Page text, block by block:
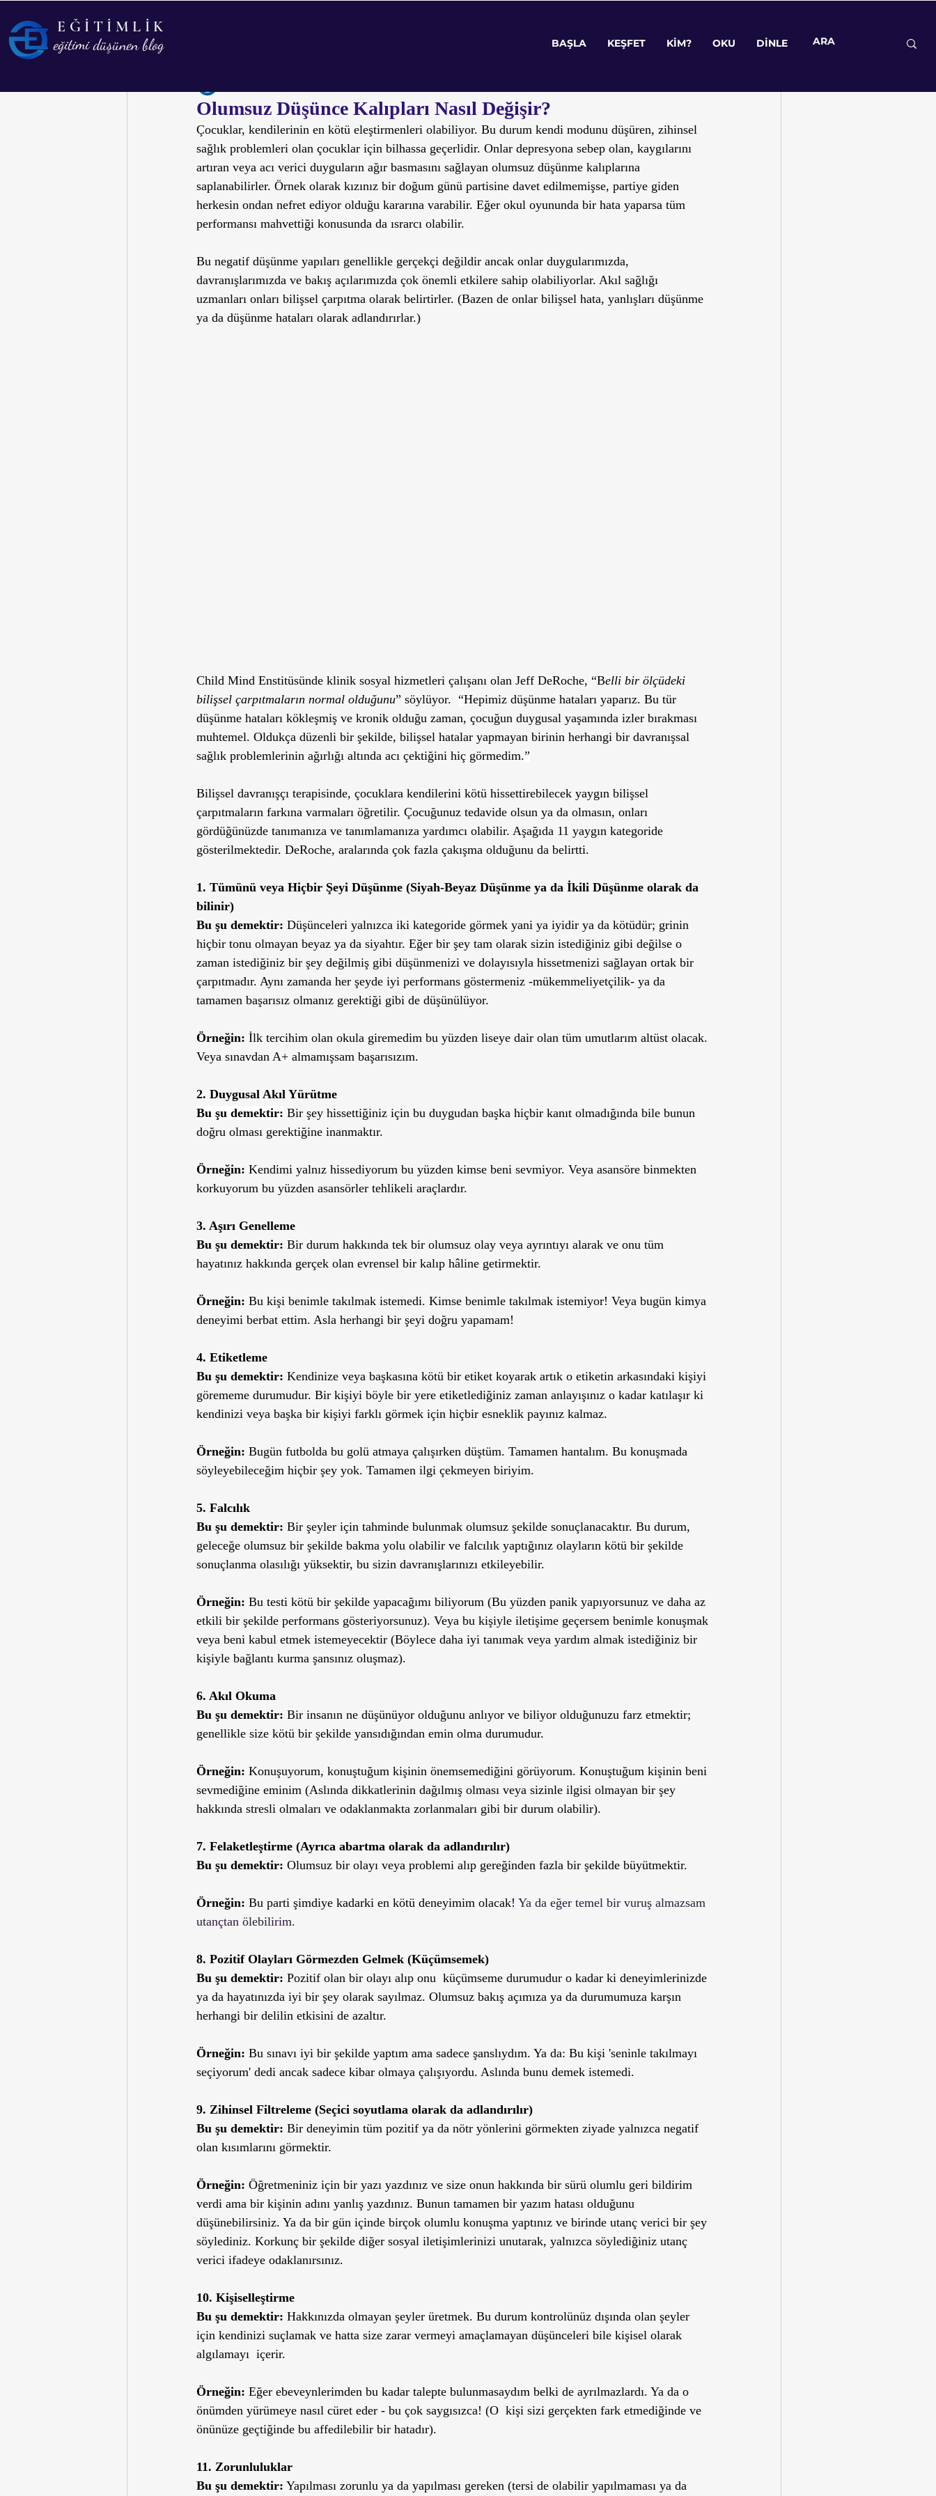
Tüm Yazılar
Olumsuz Düşünce Kalıpları Nasıl Değişir?
Çocuklar, kendilerinin en kötü eleştirmenleri olabiliyor. Bu durum kendi modunu düşüren, zihinsel
sağlık problemleri olan çocuklar için bilhassa geçerlidir. Onlar depresyona sebep olan, kaygılarını
artıran veya acı verici duyguların ağır basmasını sağlayan olumsuz düşünme kalıplarına
saplanabilirler. Örnek olarak kızınız bir doğum günü partisine davet edilmemişse, partiye giden
herkesin ondan nefret ediyor olduğu kararına varabilir. Eğer okul oyununda bir hata yaparsa tüm
performansı mahvettiği konusunda da ısrarcı olabilir.
Bu negatif düşünme yapıları genellikle gerçekçi değildir ancak onlar duygularımızda,
davranışlarımızda ve bakış açılarımızda çok önemli etkilere sahip olabiliyorlar. Akıl sağlığı
uzmanları onları bilişsel çarpıtma olarak belirtirler. (Bazen de onlar bilişsel hata, yanlışları düşünme
ya da düşünme hataları olarak adlandırırlar.)
Child Mind Enstitüsünde klinik sosyal hizmetleri çalışanı olan Jeff DeRoche, “Belli bir ölçüdeki
bilişsel çarpıtmaların normal olduğunu” söylüyor. “Hepimiz düşünme hataları yaparız. Bu tür
düşünme hataları kökleşmiş ve kronik olduğu zaman, çocuğun duygusal yaşamında izler bırakması
muhtemel. Oldukça düzenli bir şekilde, bilişsel hatalar yapmayan birinin herhangi bir davranışsal
sağlık problemlerinin ağırlığı altında acı çektiğini hiç görmedim.”
Bilişsel davranışçı terapisinde, çocuklara kendilerini kötü hissettirebilecek yaygın bilişsel
çarpıtmaların farkına varmaları öğretilir. Çocuğunuz tedavide olsun ya da olmasın, onları
gördüğünüzde tanımanıza ve tanımlamanıza yardımcı olabilir. Aşağıda 11 yaygın kategoride
gösterilmektedir. DeRoche, aralarında çok fazla çakışma olduğunu da belirtti.
1. Tümünü veya Hiçbir Şeyi Düşünme (Siyah-Beyaz Düşünme ya da İkili Düşünme olarak da
bilinir)
Bu şu demektir: Düşünceleri yalnızca iki kategoride görmek yani ya iyidir ya da kötüdür; grinin
hiçbir tonu olmayan beyaz ya da siyahtır. Eğer bir şey tam olarak sizin istediğiniz gibi değilse o
zaman istediğiniz bir şey değilmiş gibi düşünmenizi ve dolayısıyla hissetmenizi sağlayan ortak bir
çarpıtmadır. Aynı zamanda her şeyde iyi performans göstermeniz -mükemmeliyetçilik- ya da
tamamen başarısız olmanız gerektiği gibi de düşünülüyor.
Örneğin: İlk tercihim olan okula giremedim bu yüzden liseye dair olan tüm umutlarım altüst olacak.
Veya sınavdan A+ almamışsam başarısızım.
2. Duygusal Akıl Yürütme
Bu şu demektir: Bir şey hissettiğiniz için bu duygudan başka hiçbir kanıt olmadığında bile bunun
doğru olması gerektiğine inanmaktır.
Örneğin: Kendimi yalnız hissediyorum bu yüzden kimse beni sevmiyor. Veya asansöre binmekten
korkuyorum bu yüzden asansörler tehlikeli araçlardır.
3. Aşırı Genelleme
Bu şu demektir: Bir durum hakkında tek bir olumsuz olay veya ayrıntıyı alarak ve onu tüm
hayatınız hakkında gerçek olan evrensel bir kalıp hâline getirmektir.
Örneğin: Bu kişi benimle takılmak istemedi. Kimse benimle takılmak istemiyor! Veya bugün kimya
deneyimi berbat ettim. Asla herhangi bir şeyi doğru yapamam!
4. Etiketleme
Bu şu demektir: Kendinize veya başkasına kötü bir etiket koyarak artık o etiketin arkasındaki kişiyi
görememe durumudur. Bir kişiyi böyle bir yere etiketlediğiniz zaman anlayışınız o kadar katılaşır ki
kendinizi veya başka bir kişiyi farklı görmek için hiçbir esneklik payınız kalmaz.
Örneğin: Bugün futbolda bu golü atmaya çalışırken düştüm. Tamamen hantalım. Bu konuşmada
söyleyebileceğim hiçbir şey yok. Tamamen ilgi çekmeyen biriyim.
5. Falcılık
Bu şu demektir: Bir şeyler için tahminde bulunmak olumsuz şekilde sonuçlanacaktır. Bu durum,
geleceğe olumsuz bir şekilde bakma yolu olabilir ve falcılık yaptığınız olayların kötü bir şekilde
sonuçlanma olasılığı yüksektir, bu sizin davranışlarınızı etkileyebilir.
Örneğin: Bu testi kötü bir şekilde yapacağımı biliyorum (Bu yüzden panik yapıyorsunuz ve daha az
etkili bir şekilde performans gösteriyorsunuz). Veya bu kişiyle iletişime geçersem benimle konuşmak
veya beni kabul etmek istemeyecektir (Böylece daha iyi tanımak veya yardım almak istediğiniz bir
kişiyle bağlantı kurma şansınız oluşmaz).
6. Akıl Okuma
Bu şu demektir: Bir insanın ne düşünüyor olduğunu anlıyor ve biliyor olduğunuzu farz etmektir;
genellikle size kötü bir şekilde yansıdığından emin olma durumudur.
Örneğin: Konuşuyorum, konuştuğum kişinin önemsemediğini görüyorum. Konuştuğum kişinin beni
sevmediğine eminim (Aslında dikkatlerinin dağılmış olması veya sizinle ilgisi olmayan bir şey
hakkında stresli olmaları ve odaklanmakta zorlanmaları gibi bir durum olabilir).
7. Felaketleştirme (Ayrıca abartma olarak da adlandırılır)
Bu şu demektir: Olumsuz bir olayı veya problemi alıp gereğinden fazla bir şekilde büyütmektir.
Örneğin: Bu parti şimdiye kadarki en kötü deneyimim olacak! Ya da eğer temel bir vuruş almazsam
utançtan ölebilirim.
8. Pozitif Olayları Görmezden Gelmek (Küçümsemek)
Bu şu demektir: Pozitif olan bir olayı alıp onu  küçümseme durumudur o kadar ki deneyimlerinizde
ya da hayatınızda iyi bir şey olarak sayılmaz. Olumsuz bakış açımıza ya da durumumuza karşın
herhangi bir delilin etkisini de azaltır.
Örneğin: Bu sınavı iyi bir şekilde yaptım ama sadece şanslıydım. Ya da: Bu kişi 'seninle takılmayı
seçiyorum' dedi ancak sadece kibar olmaya çalışıyordu. Aslında bunu demek istemedi.
9. Zihinsel Filtreleme (Seçici soyutlama olarak da adlandırılır)
Bu şu demektir: Bir deneyimin tüm pozitif ya da nötr yönlerini görmekten ziyade yalnızca negatif
olan kısımlarını görmektir.
Örneğin: Öğretmeniniz için bir yazı yazdınız ve size onun hakkında bir sürü olumlu geri bildirim
verdi ama bir kişinin adını yanlış yazdınız. Bunun tamamen bir yazım hatası olduğunu
düşünebilirsiniz. Ya da bir gün içinde birçok olumlu konuşma yaptınız ve birinde utanç verici bir şey
söylediniz. Korkunç bir şekilde diğer sosyal iletişimlerinizi unutarak, yalnızca söylediğiniz utanç
verici ifadeye odaklanırsınız.
10. Kişiselleştirme
Bu şu demektir: Hakkınızda olmayan şeyler üretmek. Bu durum kontrolünüz dışında olan şeyler
için kendinizi suçlamak ve hatta size zarar vermeyi amaçlamayan düşünceleri bile kişisel olarak
algılamayı  içerir.
Örneğin: Eğer ebeveynlerimden bu kadar talepte bulunmasaydım belki de ayrılmazlardı. Ya da o
önümden yürümeye nasıl cüret eder - bu çok saygısızca! (O  kişi sizi gerçekten fark etmediğinde ve
önünüze geçtiğinde bu affedilebilir bir hatadır).
11. Zorunluluklar
Bu şu demektir: Yapılması zorunlu ya da yapılması gereken (tersi de olabilir yapılmaması ya da
EĞİTİMLİK
eğitimi düşünen blog
BAŞLA KEŞFET KİM? OKU DİNLE